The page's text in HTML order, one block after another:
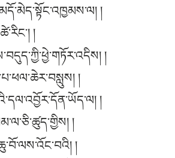
།
།
།
།
།
།
།